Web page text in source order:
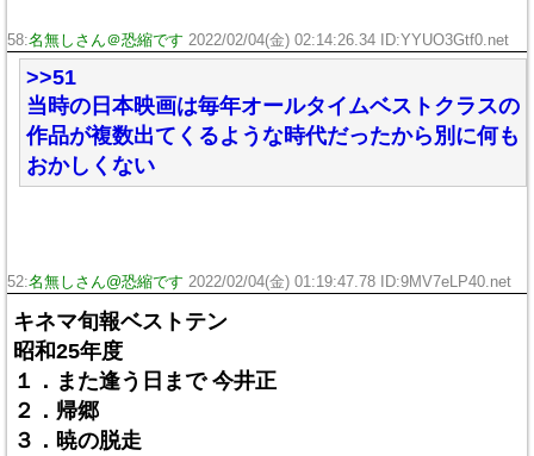
58:名無しさん＠恐縮です 2022/02/04(金) 02:14:26.34 ID:YYUO3Gtf0.net
>>51
当時の日本映画は毎年オールタイムベストクラスの
作品が複数出てくるような時代だったから別に何も
おかしくない
52:名無しさん@恐縮です 2022/02/04(金) 01:19:47.78 ID:9MV7eLP40.net
キネマ旬報ベストテン
昭和25年度
１．また逢う日まで 今井正
２．帰郷
３．暁の脱走